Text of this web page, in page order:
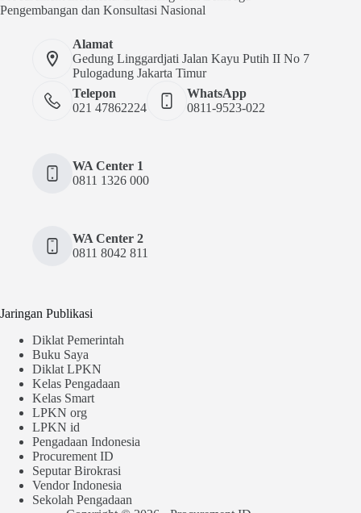
Pengembangan dan Konsultasi Nasional
Alamat
Gedung Linggardjati Jalan Kayu Putih II No 7
Pulogadung Jakarta Timur
Telepon
021 47862224
WhatsApp
0811-9523-022
WA Center 1
0811 1326 000
WA Center 2
0811 8042 811
Jaringan Publikasi
Diklat Pemerintah
Buku Saya
Diklat LPKN
Kelas Pengadaan
Kelas Smart
LPKN org
LPKN id
Pengadaan Indonesia
Procurement ID
Seputar Birokrasi
Vendor Indonesia
Sekolah Pengadaan